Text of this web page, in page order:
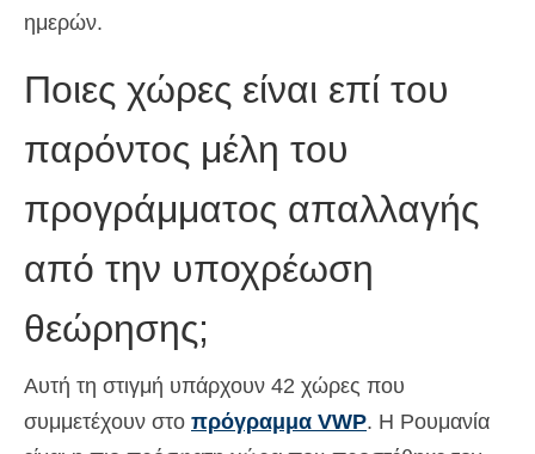
Italiano( Ιταλικά)
Κορεάτικα
Norsk bokmål (Νορβηγικά)
Polski(Πολωνικά)
Português
Slovenčina
Slovenščina(Σλοβενικά)
ημερών.
Ποιες χώρες είναι επί του
παρόντος μέλη του
προγράμματος απαλλαγής
από την υποχρέωση
θεώρησης;
Αυτή τη στιγμή υπάρχουν 42 χώρες που
συμμετέχουν στο πρόγραμμα VWP. Η Ρουμανία